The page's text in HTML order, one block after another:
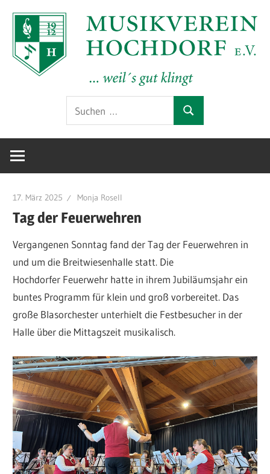
Inhalt
springen
MV
Hochdorf
e.V.
Hochdorf
im
Kreis
am
Neckar
nach:
Suchen
17. März 2025 Monja Rosell
Tag der Feuerwehren
Vergangenen Sonntag fand der Tag der Feuerwehren in
und um die Breitwiesenhalle statt. Die
Hochdorfer Feuerwehr hatte in ihrem Jubiläumsjahr ein
buntes Programm für klein und groß vorbereitet. Das
große Blasorchester unterhielt die Festbesucher in der
Halle über die Mittagszeit musikalisch.